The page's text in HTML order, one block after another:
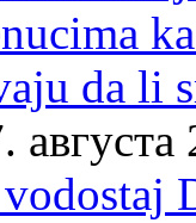
da li
августа